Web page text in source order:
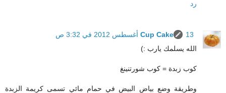
رد
Cup Cake
13 أغسطس 2012 في 3:32 ص
الله يسلمك يارب :)
كوب زبدة = كوب شورتنينغ
وطريقة وضع بياض البيض في حمام مائي تسمى كريمة الزبدة